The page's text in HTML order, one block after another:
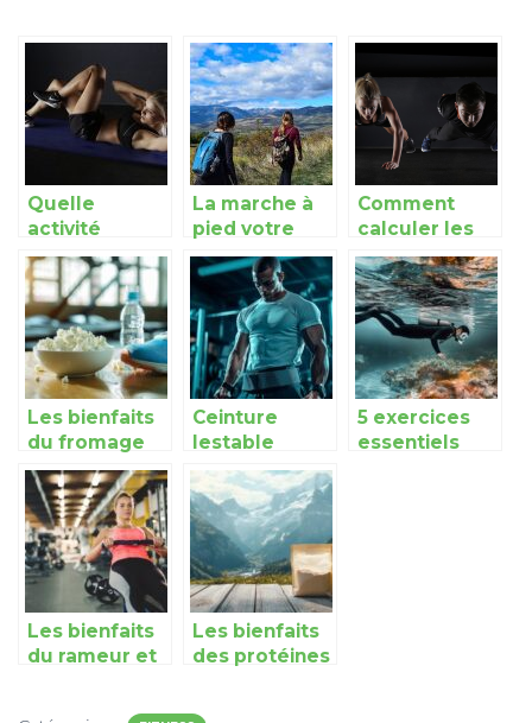
Quelle
activité
sportive
pratiquer
pour perdre
du poids?
La marche à
pied votre
allié fitness
Comment
calculer les
depenses
caloriques ?
Les bienfaits
du fromage
blanc après
un
entraînement
sportif
Ceinture
lestable
Myprotein :
votre allie
pour des
exercices de
musculation
du bas du
corps plus
intenses
5 exercices
essentiels
Les bienfaits
du rameur et
Les bienfaits
des protéines